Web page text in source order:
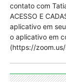
contato com
ACESSO E
aplicativo em
o aplicativo em
(https://